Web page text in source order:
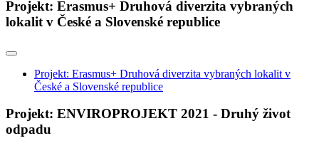
Projekt: Erasmus+ Druhová diverzita vybraných
lokalit v České a Slovenské republice
Projekt: Erasmus+ Druhová diverzita vybraných lokalit v
České a Slovenské republice
Projekt: ENVIROPROJEKT 2021 - Druhý život
odpadu